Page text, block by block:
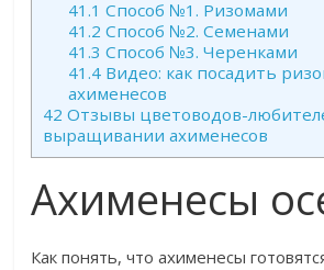
41.1 Способ №1. Ризомами
41.2 Способ №2. Семенами
41.3 Способ №3. Черенками
41.4 Видео: как посадить
ахименесов
42 Отзывы цветоводов-
выращивании ахименесов
Ахименесы
Как понять, что ахименесы